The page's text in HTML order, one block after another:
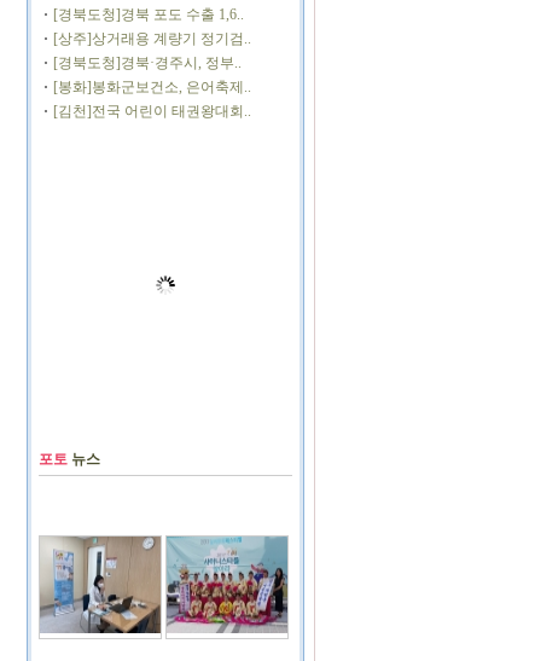
[경북도청]경북 포도 수출 1,6..
[상주]상거래용 계량기 정기검..
[경북도청]경북·경주시, 정부..
[봉화]봉화군보건소, 은어축제..
[김천]전국 어린이 태권왕대회..
포토 뉴스